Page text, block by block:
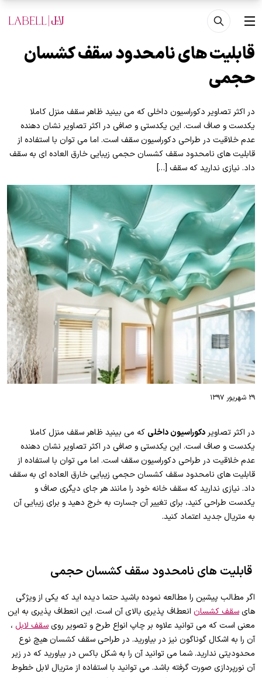
رفتن به محتوای اصلی
منو
قابلیت های نامحدود سقف کشسان
حجمی
در اکثر تصاویر دکوراسیون داخلی که می بینید ظاهر سقف منزل کاملا
یکدست و صاف است. این یکدستی و صافی در اکثر تصاویر نشان دهنده
عدم خلاقیت در طراحی دکوراسیون سقف است. اما می توان با استفاده از
قابلیت های نامحدود سقف کشسان حجمی زیبایی خارق العاده ای به سقف
داد. نیازی ندارید که سقف […]
۲۹ شهریور ۱۳۹۷
در اکثر تصاویر دکوراسیون داخلی که می بینید ظاهر سقف منزل کاملا
یکدست و صاف است. این یکدستی و صافی در اکثر تصاویر نشان دهنده
عدم خلاقیت در طراحی دکوراسیون سقف است. اما می توان با استفاده از
قابلیت های نامحدود سقف کشسان حجمی زیبایی خارق العاده ای به سقف
داد. نیازی ندارید که سقف خانه خود را مانند هر جای دیگری صاف و
یکدست طراحی کنید، برای تغییر آن جسارت به خرج دهید و برای زیبایی آن
به متریال جدید اعتماد کنید.
قابلیت های نامحدود سقف کشسان حجمی
اگر مطالب پیشین را مطالعه نموده باشید حتما دیده اید که یکی از ویژگی
هایسقف کشسان انعطاف پذیری بالای آن است. این انعطاف پذیری به این
معنی است که می توانید علاوه بر چاپ انواع طرح و تصویر رویسقف لابل ،
آن را به اشکال گوناگون نیز در بیاورید. در طراحی سقف کشسان هیچ نوع
محدودیتی ندارید. شما می توانید آن را به شکل باکس در بیاورید که در زیر
آن نورپردازی صورت گرفته باشد. می توانید با استفاده از متریال لابل خطوط